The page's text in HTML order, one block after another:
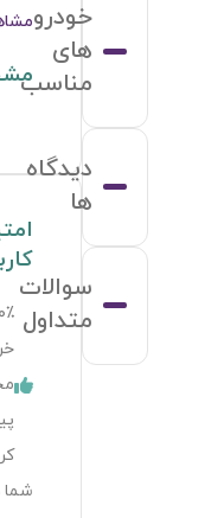
خودرو
های
مناسب
دیدگاه
ها
سوالات
متداول
شما